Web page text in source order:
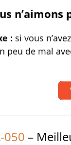
n’aimons
: si vous
peu de mal
050 –